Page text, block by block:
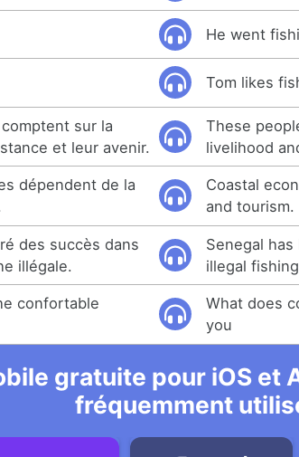
He went
Tom likes
sur la
et leur avenir.
These
livelihood
dépendent de la
Coastal
and tourism.
des succès dans
illégale.
Senegal
illegal
confortable
What does
you
gratuite pour iOS et
fréquemment